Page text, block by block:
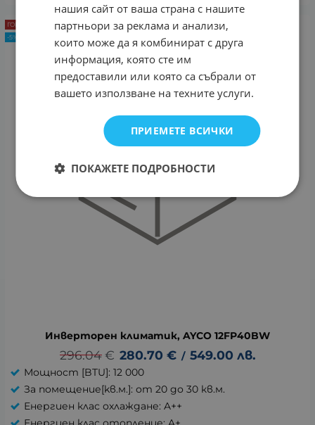
Инверторен климатик, AYCO 12FP40BW
296.04 € 280.70 € / 549.00 лв.
Мощност [BTU]: 12 000
За помещение[kв.м.]: от 20 до 30 кв.м.
Енергиен клас охлаждане: A++
ГОРЕЩА ОФЕРТА
-5%
нашия сайт от ваша страна с нашите
партньори за реклама и анализи,
които може да я комбинират с друга
информация, която сте им
предоставили или която са събрали от
вашето използване на техните услуги.
ПРИЕМЕТЕ ВСИЧКИ
ПОКАЖЕТЕ ПОДРОБНОСТИ